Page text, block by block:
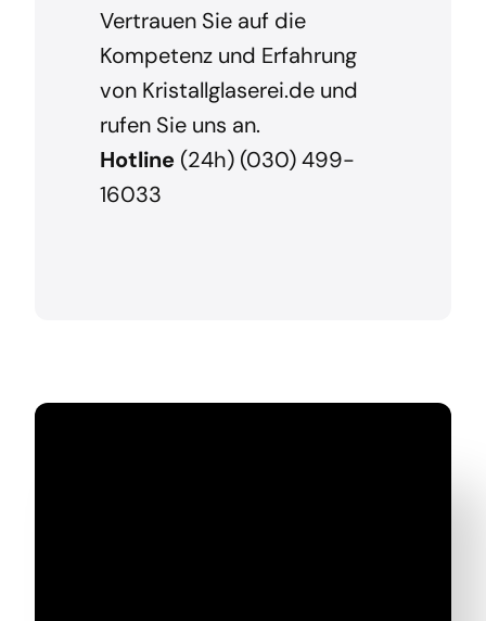
Vertrauen Sie auf die
Kompetenz und Erfahrung
von Kristallglaserei.de und
rufen Sie uns an.
Hotline(24h) (030) 499-
16033